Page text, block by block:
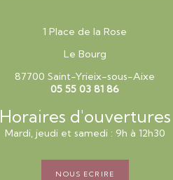
1 Place de la Rose
Le Bourg
87700 Saint-Yrieix-sous-Aixe
05 55 03 81 86
Horaires d'ouvertures
Mardi, jeudi et samedi : 9h à 12h30
NOUS ECRIRE